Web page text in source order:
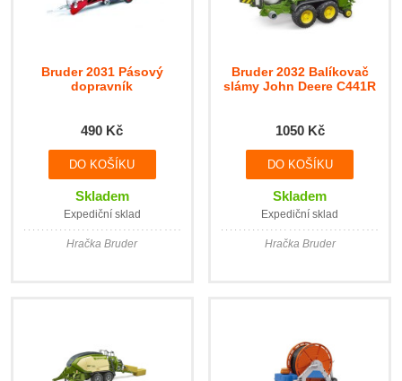
Bruder 2031 Pásový
dopravník
490 Kč
Skladem
Expediční sklad
Hračka Bruder
Bruder 2032 Balíkovač
slámy John Deere C441R
1050 Kč
Skladem
Expediční sklad
Hračka Bruder